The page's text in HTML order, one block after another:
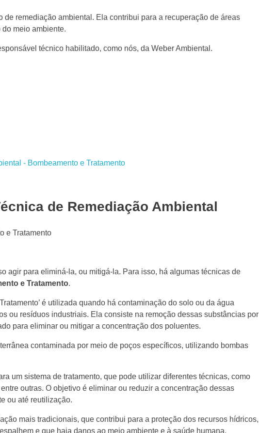
remediação ambiental. Ela contribui para a recuperação de áreas
meio ambiente.
técnico habilitado, como nós, da Weber Ambiental.
de Remediação Ambiental
agir para eliminá-la, ou mitigá-la. Para isso, há algumas técnicas de
e Tratamento.
é utilizada quando há contaminação do solo ou da água
ou resíduos industriais. Ela consiste na remoção dessas substâncias por
para eliminar ou mitigar a concentração dos poluentes.
contaminada por meio de poços específicos, utilizando bombas
um sistema de tratamento, que pode utilizar diferentes técnicas, como
outras. O objetivo é eliminar ou reduzir a concentração dessas
ou até reutilização.
mais tradicionais, que contribui para a proteção dos recursos hídricos,
e que haja danos ao meio ambiente e à saúde humana.